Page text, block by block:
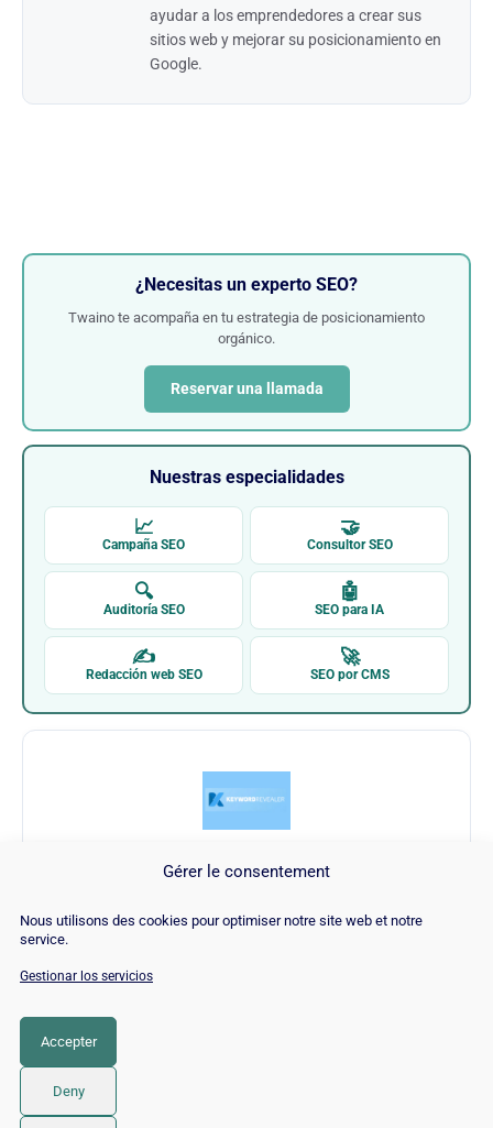
Gérer le consentement
Nous utilisons des cookies pour optimiser notre site web et notre
service.
Gestionar los servicios
Accepter
Deny
ayudar a los emprendedores a crear sus
sitios web y mejorar su posicionamiento en
Google.
¿Necesitas un experto SEO?
Twaino te acompaña en tu estrategia de posicionamiento
orgánico.
Reservar una llamada
Nuestras especialidades
📈
Campaña SEO
🤝
Consultor SEO
🔍
Auditoría SEO
🤖
SEO para IA
✍
Redacción web SEO
🚀
SEO por CMS
Keyword Revealer
CATEGORÍA
© 2026 Twaino